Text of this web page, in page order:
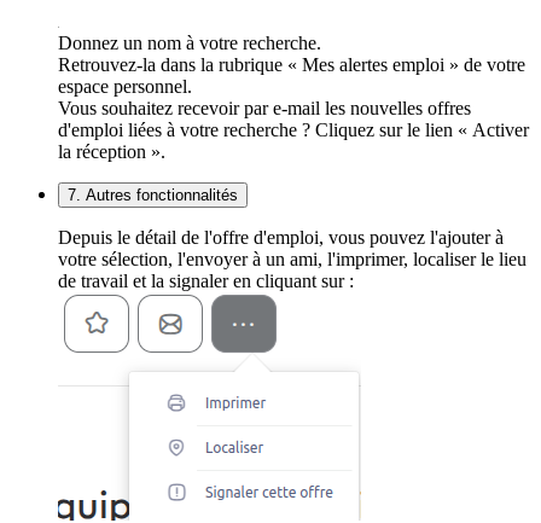
Donnez un nom à votre recherche.
Retrouvez-la dans la rubrique « Mes alertes emploi » de votre
espace personnel.
Vous souhaitez recevoir par e-mail les nouvelles offres
d'emploi liées à votre recherche ? Cliquez sur le lien « Activer
la réception ».
7. Autres fonctionnalités
Depuis le détail de l'offre d'emploi, vous pouvez l'ajouter à
votre sélection, l'envoyer à un ami, l'imprimer, localiser le lieu
de travail et la signaler en cliquant sur :